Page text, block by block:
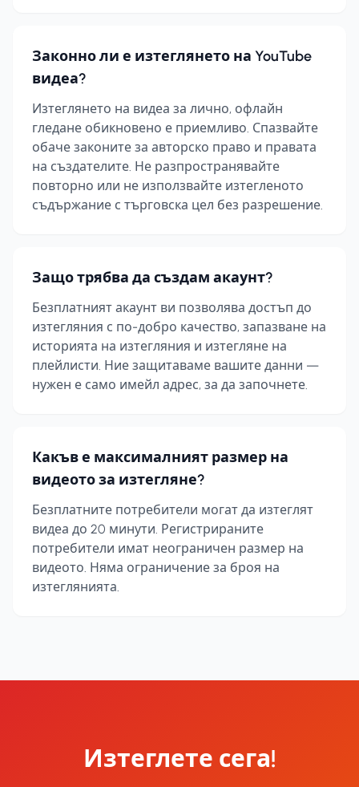
Законно ли е изтеглянето на YouTube
видеа?
Изтеглянето на видеа за лично, офлайн
гледане обикновено е приемливо. Спазвайте
обаче законите за авторско право и правата
на създателите. Не разпространявайте
повторно или не използвайте изтегленото
съдържание с търговска цел без разрешение.
Защо трябва да създам акаунт?
Безплатният акаунт ви позволява достъп до
изтегляния с по-добро качество, запазване на
историята на изтегляния и изтегляне на
плейлисти. Ние защитаваме вашите данни —
нужен е само имейл адрес, за да започнете.
Какъв е максималният размер на
видеото за изтегляне?
Безплатните потребители могат да изтеглят
видеа до 20 минути. Регистрираните
потребители имат неограничен размер на
видеото. Няма ограничение за броя на
изтеглянията.
Изтеглете сега!